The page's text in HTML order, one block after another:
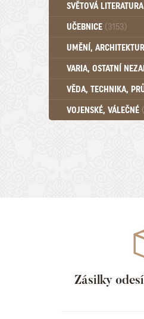
SVĚTOVÁ LITERATURA
UČEBNICE (3153)
Učebnice - Jazykové
Učebnice - VŠ (259)
Učebnice - ZŠ (556)
Učebnice - Ostatní
UMĚNÍ,
VARIA, OSTATNÍ
VĚDA, TECHNIKA,
VOJENSKÉ, VÁLEČNÉ
Zásilky